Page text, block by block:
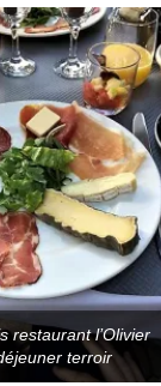
restaurant l’Olivier
terroir